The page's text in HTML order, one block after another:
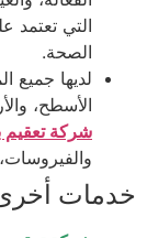
التي تعتمد
الصحة.
لديها جميع
الأسطح،
شركة تعقيم
خدمات